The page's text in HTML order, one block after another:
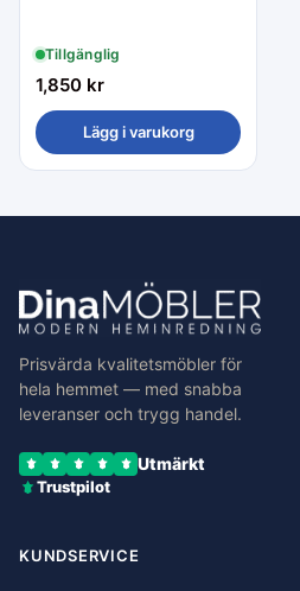
Tillgänglig
1,850 kr
Lägg i varukorg
Prisvärda kvalitetsmöbler för
hela hemmet — med snabba
leveranser och trygg handel.
Utmärkt
Trustpilot
KUNDSERVICE